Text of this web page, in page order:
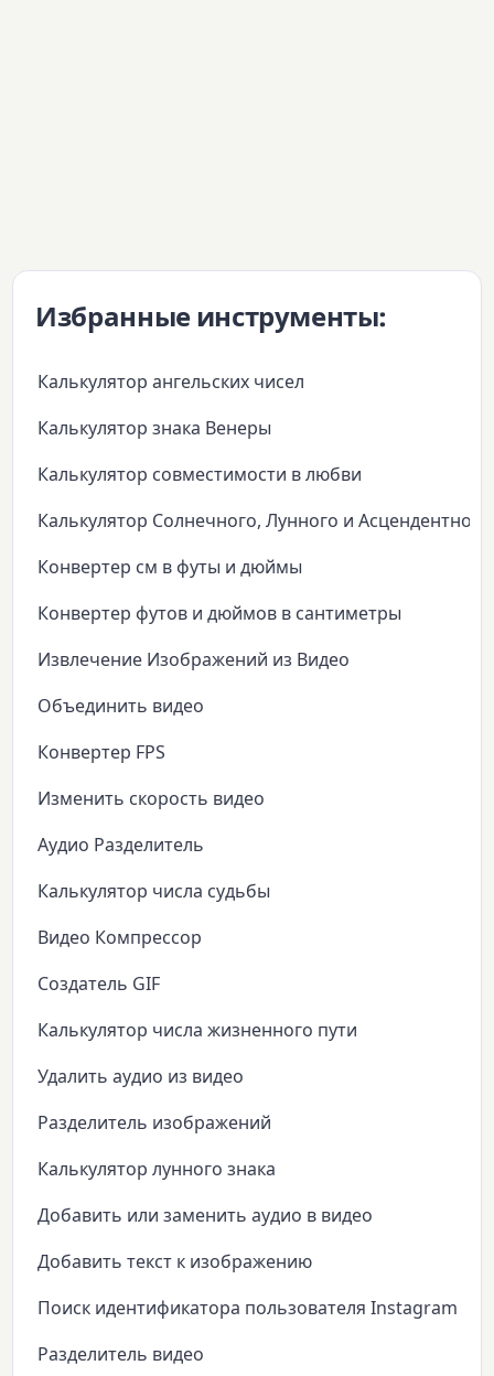
Избранные инструменты:
Калькулятор ангельских чисел
Калькулятор знака Венеры
Калькулятор совместимости в любви
Калькулятор Солнечного, Лунного и Асцендентного
Конвертер см в футы и дюймы
Конвертер футов и дюймов в сантиметры
Извлечение Изображений из Видео
Объединить видео
Конвертер FPS
Изменить скорость видео
Аудио Разделитель
Калькулятор числа судьбы
Видео Компрессор
Создатель GIF
Калькулятор числа жизненного пути
Удалить аудио из видео
Разделитель изображений
Калькулятор лунного знака
Добавить или заменить аудио в видео
Добавить текст к изображению
Поиск идентификатора пользователя Instagram
Разделитель видео